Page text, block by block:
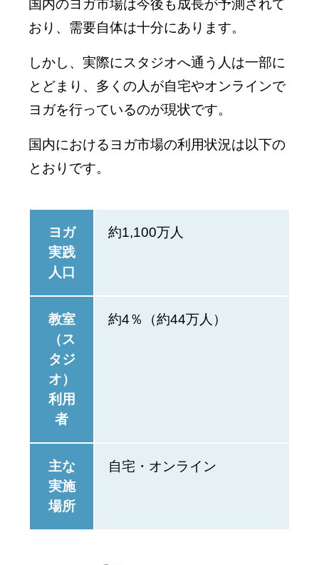
国内のヨガ市場は今後も成長が予測されて
おり、需要自体は十分にあります。
しかし、実際にスタジオへ通う人は一部に
とどまり、多くの人が自宅やオンラインで
ヨガを行っているのが現状です。
国内におけるヨガ市場の利用状況は以下の
とおりです。
ヨガ
実践
人口
約1,100万人
教室
（ス
タジ
オ）
利用
者
約4％（約44万人）
主な
実施
場所
自宅・オンライン